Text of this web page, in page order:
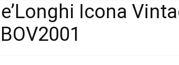
Icona